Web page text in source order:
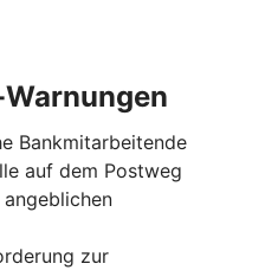
Bankmitarbeitende
auf dem Postweg
zur